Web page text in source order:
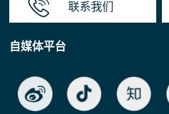
联系我们
自媒体平台